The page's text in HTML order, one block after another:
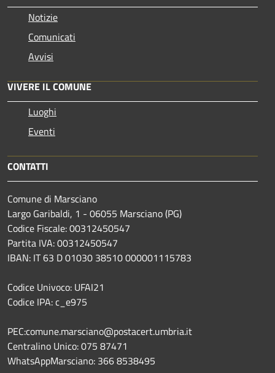
Notizie
Comunicati
Avvisi
VIVERE IL COMUNE
Luoghi
Eventi
CONTATTI
Comune di Marsciano
Largo Garibaldi, 1 - 06055 Marsciano (PG)
Codice Fiscale: 00312450547
Partita IVA: 00312450547
IBAN: IT 63 D 01030 38510 000001115783
Codice Univoco: UFAI21
Codice IPA: c_e975
PEC:comune.marsciano@postacert.umbria.it
Centralino Unico: 075 87471
WhatsAppMarsciano: 366 8538495